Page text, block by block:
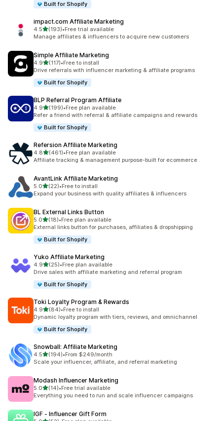
Built for Shopify
impact.com Affiliate Marketing
4.5เต็ม 5 ดาว
(193)
ทั้งหมด 193 รีวิว
•Free trial available
Manage affiliates & influencers to acquire new customers
Simple Affiliate Marketing
4.9เต็ม 5 ดาว
(117)
ทั้งหมด 117 รีวิว
•Free to install
Drive referrals with influencer marketing & affiliate programs
Built for Shopify
BLP Referral Program Affiliate
4.9เต็ม 5 ดาว
(199)
ทั้งหมด 199 รีวิว
•Free plan available
Refer a friend with referral & affiliate campaigns and rewards
Built for Shopify
Refersion Affiliate Marketing
4.8เต็ม 5 ดาว
(461)
ทั้งหมด 461 รีวิว
•Free plan available
Affiliate tracking & management purpose-built for ecommerce .
AvantLink Affiliate Marketing
5.0เต็ม 5 ดาว
(22)
ทั้งหมด 22 รีวิว
•Free to install
Expand your business with quality affiliates & influencers
BL External Links Button
5.0เต็ม 5 ดาว
(18)
ทั้งหมด 18 รีวิว
•Free plan available
External links button for purchases, affiliates & dropshipping
Built for Shopify
Yuko Affiliate Marketing
4.9เต็ม 5 ดาว
(25)
ทั้งหมด 25 รีวิว
•Free plan available
Drive sales with affiliate marketing and referral program
Built for Shopify
Toki Loyalty Program & Rewards
4.9เต็ม 5 ดาว
(84)
ทั้งหมด 84 รีวิว
•Free to install
Dynamic loyalty program with tiers, reviews, and omnichannel
Built for Shopify
Snowball: Affiliate Marketing
4.5เต็ม 5 ดาว
(194)
ทั้งหมด 194 รีวิว
•From $249/month
Scale your influencer, affiliate, and referral marketing
Modash Influencer Marketing
5.0เต็ม 5 ดาว
(14)
ทั้งหมด 14 รีวิว
•Free trial available
Everything you need to run and scale influencer campaigns
IGF ‑ Influencer Gift Form